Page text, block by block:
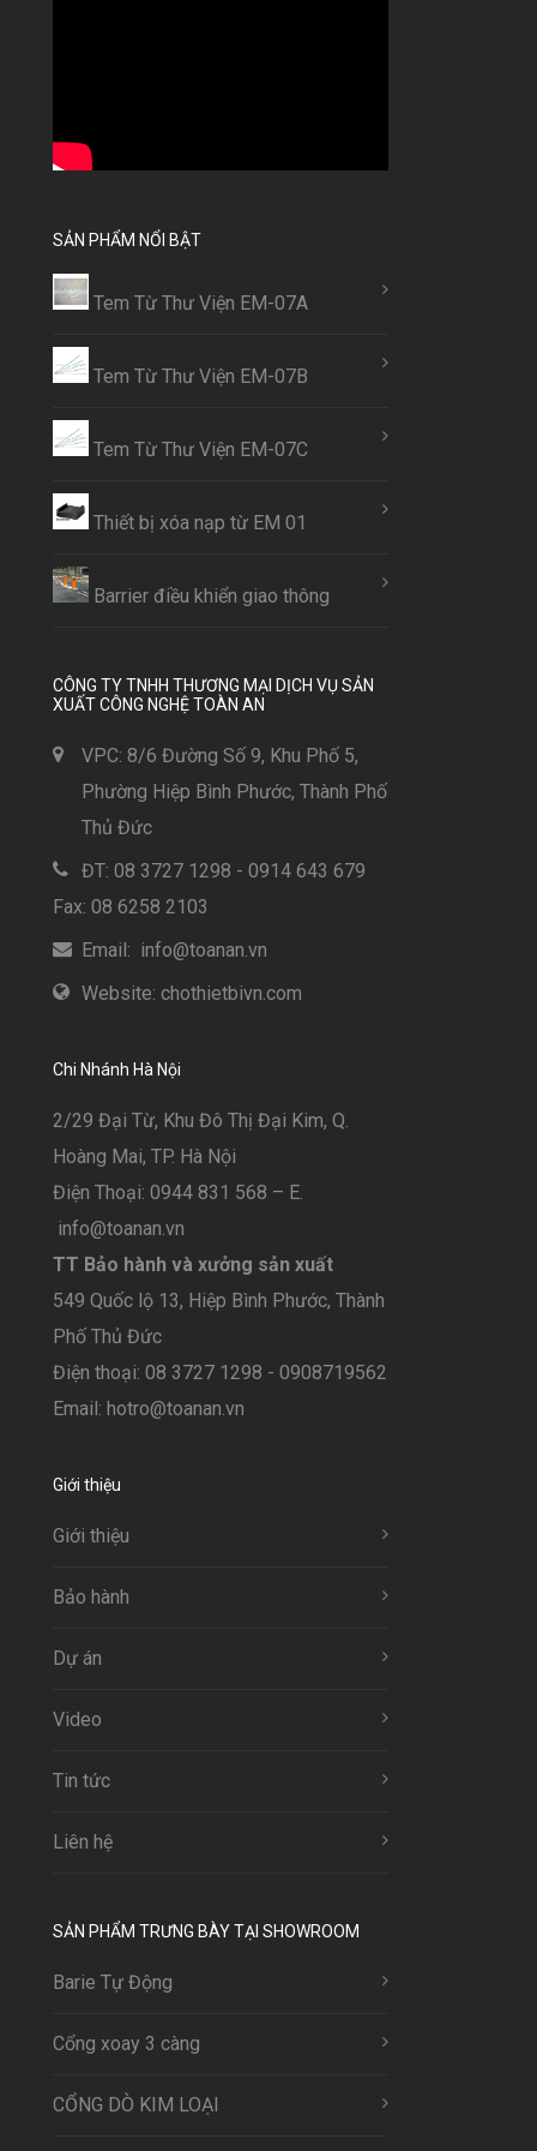
SẢN PHẨM NỔI BẬT
Tem Từ Thư Viện EM-07A
Tem Từ Thư Viện EM-07B
Tem Từ Thư Viện EM-07C
Thiết bị xóa nạp từ EM 01
Barrier điều khiển giao thông
CÔNG TY TNHH THƯƠNG MẠI DỊCH VỤ SẢN
XUẤT CÔNG NGHỆ TOÀN AN
VPC: 8/6 Đường Số 9, Khu Phố 5,
Phường Hiệp Bình Phước, Thành Phố
Thủ Đức
ĐT: 08 3727 1298 - 0914 643 679
Fax: 08 6258 2103
Email: info@toanan.vn
Website: chothietbivn.com
Chi Nhánh Hà Nội
2/29 Đại Từ, Khu Đô Thị Đại Kim, Q.
Hoàng Mai, TP. Hà Nội
Điện Thoại: 0944 831 568 – E.
info@toanan.vn
TT Bảo hành và xưởng sản xuất
549 Quốc lộ 13, Hiệp Bình Phước, Thành
Phố Thủ Đức
Điện thoại: 08 3727 1298 - 0908719562
Email: hotro@toanan.vn
Giới thiệu
Giới thiệu
Bảo hành
Dự án
Video
Tin tức
Liên hệ
SẢN PHẨM TRƯNG BÀY TẠI SHOWROOM
Barie Tự Động
Cổng xoay 3 càng
CỔNG DÒ KIM LOẠI